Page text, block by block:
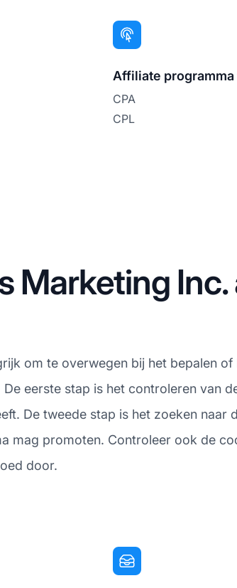
Affiliate programma
CPA
CPL
Marketing
om te overwegen bij het bepalen of
eerste stap is het controleren van
De tweede stap is het zoeken naar
mag promoten. Controleer ook de
door.